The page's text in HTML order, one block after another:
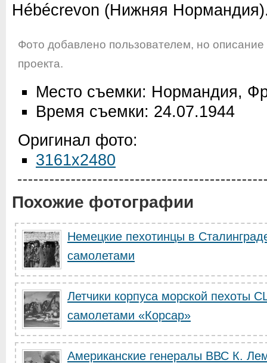
Hébécrevon (Нижняя
Фото добавлено пользователем, но
проекта.
Место съемки: Нормандия,
Время съемки: 24.07.1944
Оригинал фото:
3161x2480
Похожие фотографии
Немецкие пехотинцы в
самолетами
Летчики корпуса морской пехоты
самолетами «Корсар»
Американские генералы ВВС К.